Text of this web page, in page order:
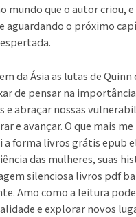
mundo que o autor criou,
aguardando o próximo
da Ásia as lutas de
de pensar na
e abraçar nossas
e avançar. O que mais
a forma livros grátis epub
das mulheres, suas
silenciosa livros pdf
Amo como a leitura
e explorar novos